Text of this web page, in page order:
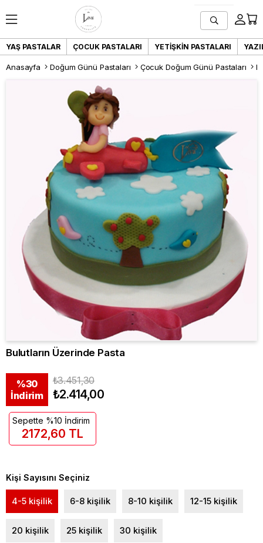
YAŞ PASTALAR ÇOCUK PASTALARI YETIŞKIN PASTALARI
Anasayfa Doğum Günü Pastaları Çocuk Doğum Günü Pastaları
Bulutların Üzerinde Pasta
%30
İndirim
₺3.451,30
₺2.414,00
Kişi Sayısını Seçiniz
4-5 kişilik 6-8 kişilik 8-10 kişilik 12-15 kişilik
20 kişilik 25 kişilik 30 kişilik
Sepette %10 İndirim
2172,60 TL